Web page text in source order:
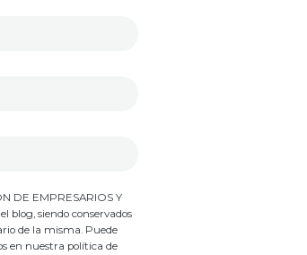
DE EMPRESARIOS Y
blog, siendo conservados
de la misma. Puede
en nuestra política de